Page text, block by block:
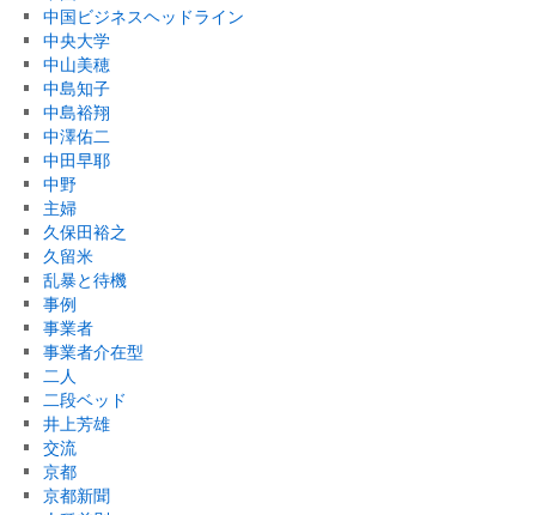
中国ビジネスヘッドライン
中央大学
中山美穂
中島知子
中島裕翔
中澤佑二
中田早耶
中野
主婦
久保田裕之
久留米
乱暴と待機
事例
事業者
事業者介在型
二人
二段ベッド
井上芳雄
交流
京都
京都新聞